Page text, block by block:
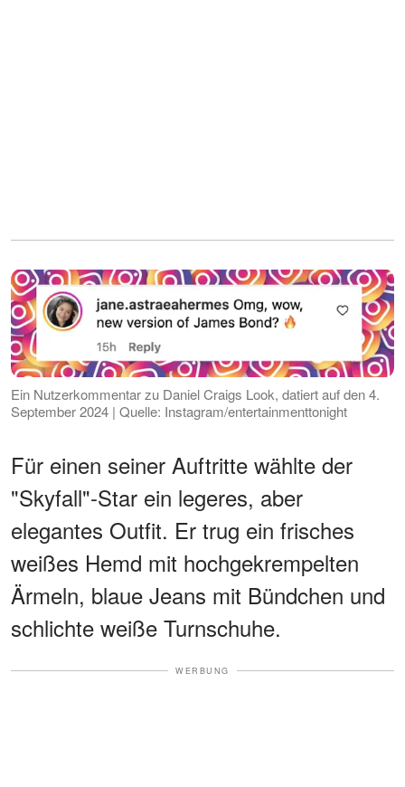
Ein Nutzerkommentar zu Daniel Craigs Look, datiert auf den 4.
September 2024 | Quelle: Instagram/entertainmenttonight
Für einen seiner Auftritte wählte der
"Skyfall"-Star ein legeres, aber
elegantes Outfit. Er trug ein frisches
weißes Hemd mit hochgekrempelten
Ärmeln, blaue Jeans mit Bündchen und
schlichte weiße Turnschuhe.
WERBUNG